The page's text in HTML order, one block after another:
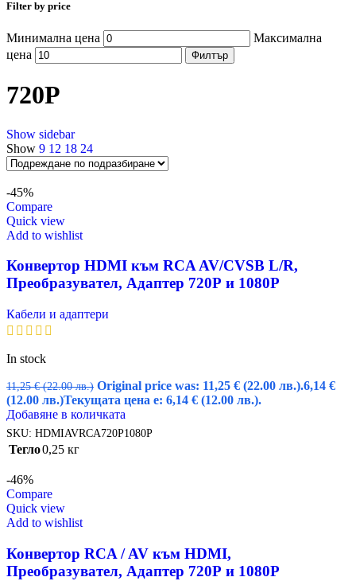
Filter by price
Минимална цена
Максимална
цена
Филтър
720Р
Show sidebar
Show 9 12 18 24
-45%
Compare
Quick view
Add to wishlist
Конвертор HDMI към RCA AV/CVSB L/R,
Преобразувател, Адаптер 720Р и 1080Р
Кабели и адаптери
In stock
11,25€ (22.00 лв.) Original price was: 11,25 € (22.00 лв.).6,14 €
(12.00 лв.)Текущата цена е: 6,14 € (12.00 лв.).
Добавяне в количката
SKU: HDMIAVRCA720Р1080Р
Тегло0,25 кг
-46%
Compare
Quick view
Add to wishlist
Конвертор RCA / AV към HDMI,
Преобразувател, Адаптер 720Р и 1080Р